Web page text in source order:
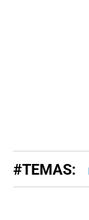
#TEMAS: